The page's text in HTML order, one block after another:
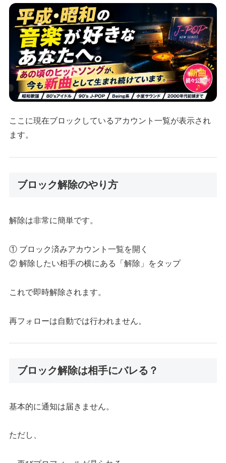
ここに現在ブロックしているアカウント一覧が表示され
ます。
ブロック解除のやり方
解除は非常に簡単です。
① ブロック済みアカウント一覧を開く
② 解除したい相手の横にある「解除」をタップ
これで即時解除されます。
再フォローは自動では行われません。
ブロック解除は相手にバレる？
基本的に通知は届きません。
ただし、